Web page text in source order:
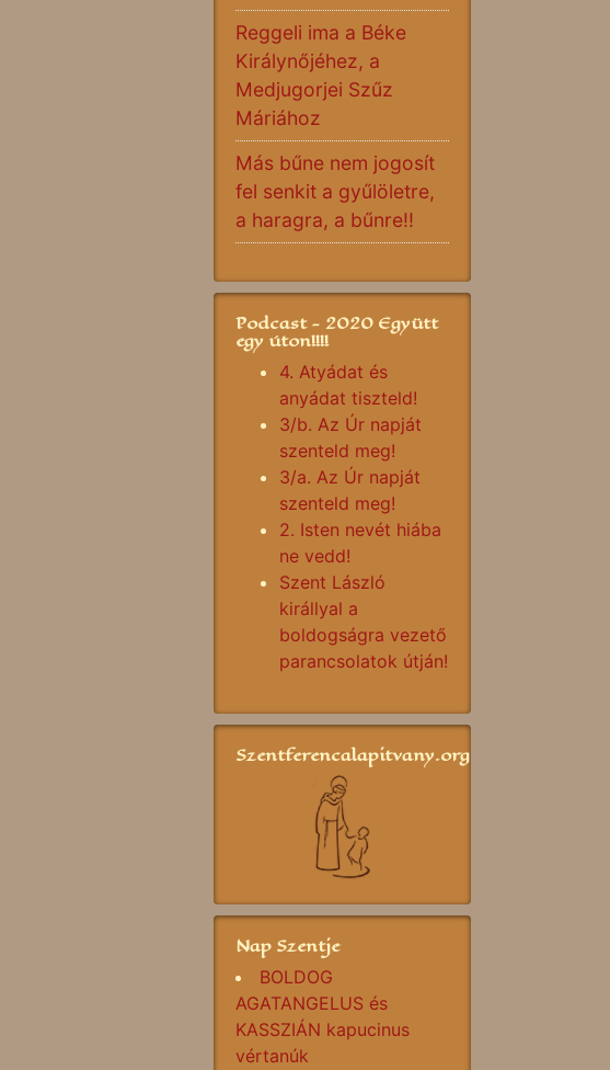
Reggeli ima a Béke
Királynőjéhez, a
Medjugorjei Szűz
Máriához
Más bűne nem jogosít
fel senkit a gyűlöletre,
a haragra, a bűnre!!
Podcast - 2020 Együtt
egy úton!!!!
4. Atyádat és
anyádat tiszteld!
3/b. Az Úr napját
szenteld meg!
3/a. Az Úr napját
szenteld meg!
2. Isten nevét hiába
ne vedd!
Szent László
királlyal a
boldogságra vezető
parancsolatok útján!
Szentferencalapitvany.org
Nap Szentje
BOLDOG
AGATANGELUS és
KASSZIÁN kapucinus
vértanúk